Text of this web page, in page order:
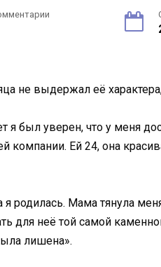
не выдержал её
был уверен, что у меня
Ей 24, она
родилась. Мама тянула
для неё той самой
лишена».